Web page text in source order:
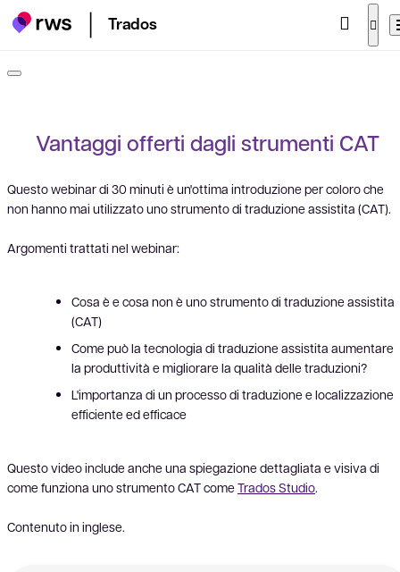
Trados
Vantaggi offerti dagli strumenti CAT
Questo webinar di 30 minuti è un'ottima introduzione per coloro che
non hanno mai utilizzato uno strumento di traduzione assistita (CAT).
Argomenti trattati nel webinar:
Cosa è e cosa non è uno strumento di traduzione assistita
(CAT)
Come può la tecnologia di traduzione assistita aumentare
la produttività e migliorare la qualità delle traduzioni?
L'importanza di un processo di traduzione e localizzazione
efficiente ed efficace
Questo video include anche una spiegazione dettagliata e visiva di
come funziona uno strumento CAT come Trados Studio.
Contenuto in inglese.